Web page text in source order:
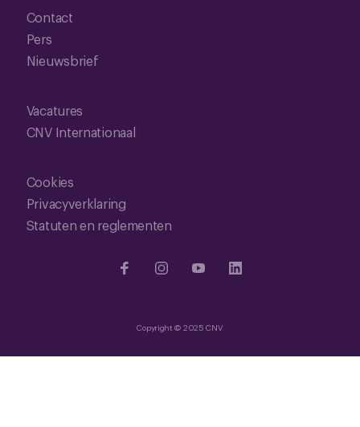
Contact
Pers
Nieuwsbrief
Vacatures
CNV Internationaal
Cookies
Privacyverklaring
Statuten en reglementen
Copyright © 2025 CNV